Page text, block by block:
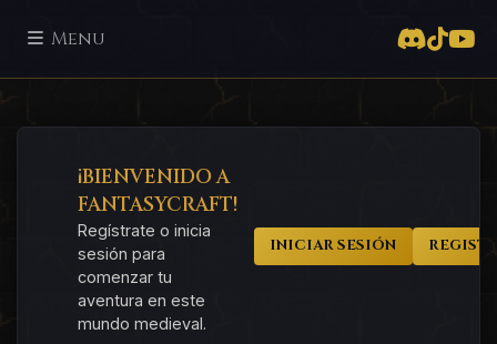
Menu
¡BIENVENIDO A
FANTASYCRAFT!
Regístrate o inicia
sesión para
comenzar tu
aventura en este
mundo medieval.
INICIAR SESIÓN